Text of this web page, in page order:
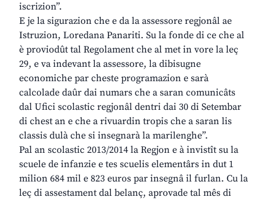
iscrizion”.
E je la sigurazion che e da la assessore regjonâl ae
Istruzion, Loredana Panariti. Su la fonde di ce che al
è proviodût tal Regolament che al met in vore la leç
29, e va indevant la assessore, la dibisugne
economiche par cheste programazion e sarà
calcolade daûr dai numars che a saran comunicâts
dal Ufici scolastic regjonâl dentri dai 30 di Setembar
di chest an e che a rivuardin tropis che a saran lis
classis dulà che si insegnarà la marilenghe”.
Pal an scolastic 2013/2014 la Regjon e à invistît su la
scuele de infanzie e tes scuelis elementârs in dut 1
milion 684 mil e 823 euros par insegnâ il furlan. Cu la
leç di assestament dal belanç, aprovade tal mês di